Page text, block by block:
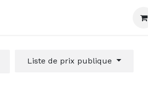
Liste de prix publique